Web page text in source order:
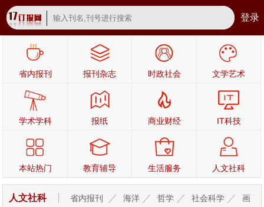
登录
省内报刊 报刊杂志 时政社会 文学艺术
学术学科 报纸 商业财经 IT科技
本站热门 教育辅导 生活服务 人文社科
人文社科 省内报刊 海洋 哲学 社会科学 画